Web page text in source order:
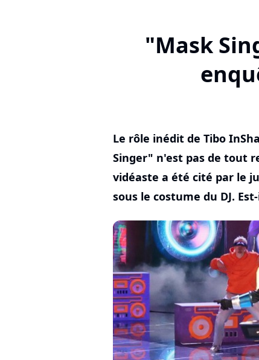
"Mask
Le rôle inédit de Tibo
Singer" n'est pas de tout
vidéaste a été cité par le
sous le costume du DJ.